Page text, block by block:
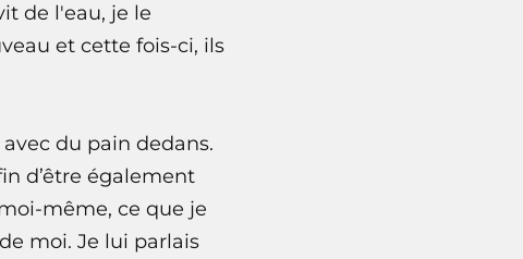
de l'eau, je le
et cette fois-ci, ils
du pain dedans.
d’être également
même, ce que je
moi. Je lui parlais